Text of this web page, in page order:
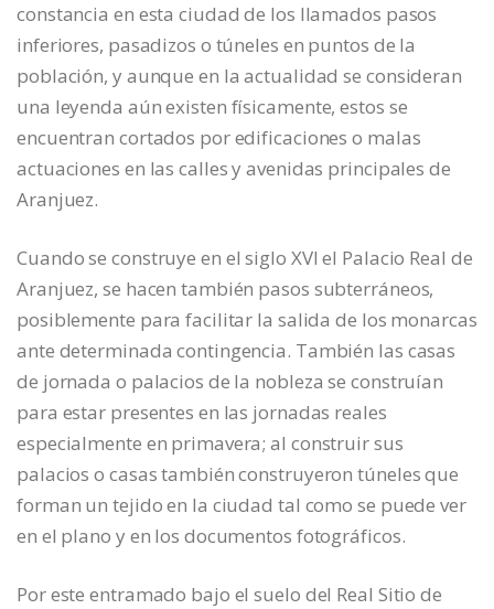
constancia en esta ciudad de los llamados pasos
inferiores, pasadizos o túneles en puntos de la
población, y aunque en la actualidad se consideran
una leyenda aún existen físicamente, estos se
encuentran cortados por edificaciones o malas
actuaciones en las calles y avenidas principales de
Aranjuez.
Cuando se construye en el siglo XVI el Palacio Real de
Aranjuez, se hacen también pasos subterráneos,
posiblemente para facilitar la salida de los monarcas
ante determinada contingencia. También las casas
de jornada o palacios de la nobleza se construían
para estar presentes en las jornadas reales
especialmente en primavera; al construir sus
palacios o casas también construyeron túneles que
forman un tejido en la ciudad tal como se puede ver
en el plano y en los documentos fotográficos.
Por este entramado bajo el suelo del Real Sitio de